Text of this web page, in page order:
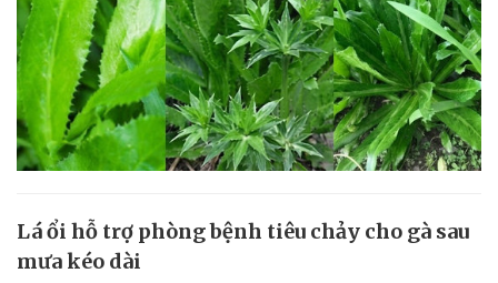
Lá ổi hỗ trợ phòng bệnh tiêu chảy cho gà sau
mưa kéo dài